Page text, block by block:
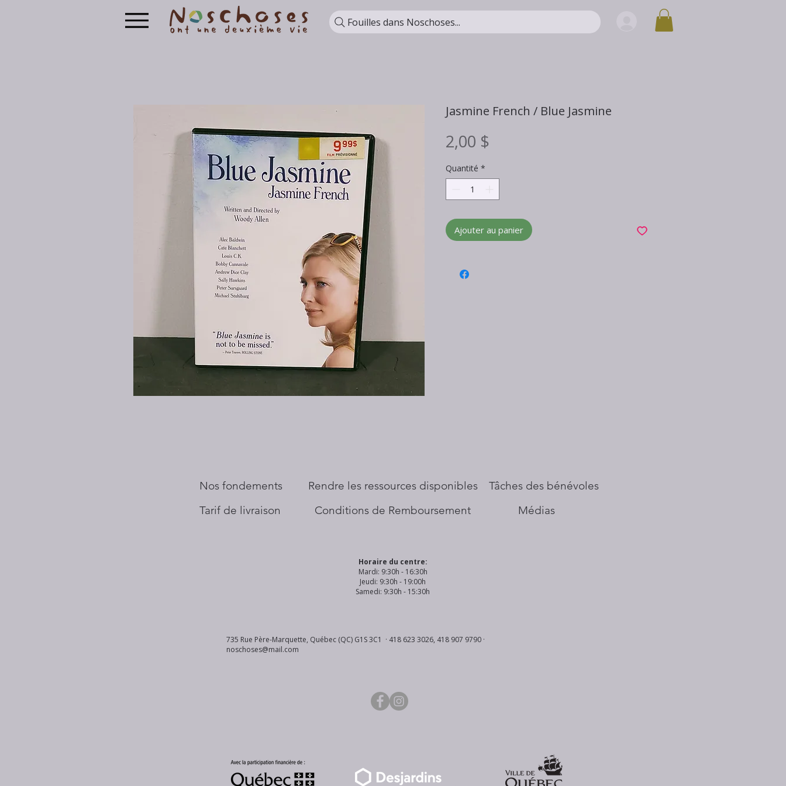
Fouilles dans Noschoses...
Jasmine French / Blue Jasmine
2,00 $
Quantité *
Ajouter au panier
Nos fondements
Tarif de livraison
​Rendre les ressources disponibles
Conditions de Remboursement
Tâches des bénévoles
Médias
Horaire du centre:
Mardi: 9:30h - 16:30h
Jeudi: 9:30h - 19:00h
Samedi: 9:30h - 15:30h
735 Rue Père-Marquette, Québec (QC) G1S 3C1 · 418 623 3026, 418 907 9790 ·
noschoses@mail.com